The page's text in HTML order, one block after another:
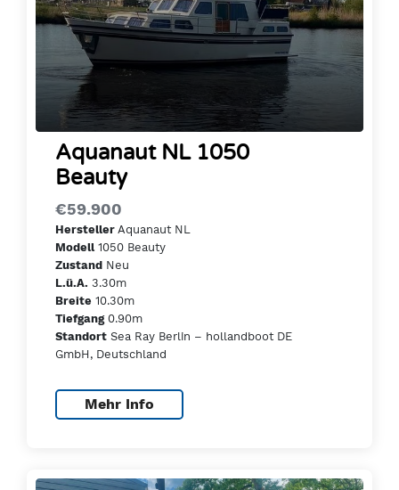
Aquanaut NL 1050
Beauty
€59.900
Hersteller Aquanaut NL
Modell1050 Beauty
Zustand Neu
L.ü.A. 3.30m
Breite 10.30m
Tiefgang0.90m
Standort Sea Ray Berlin – hollandboot DE
GmbH, Deutschland
Mehr Info